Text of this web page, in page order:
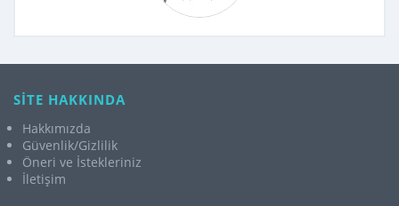
SİTE HAKKINDA
Hakkımızda
Güvenlik/Gizlilik
Öneri ve İstekleriniz
İletişim